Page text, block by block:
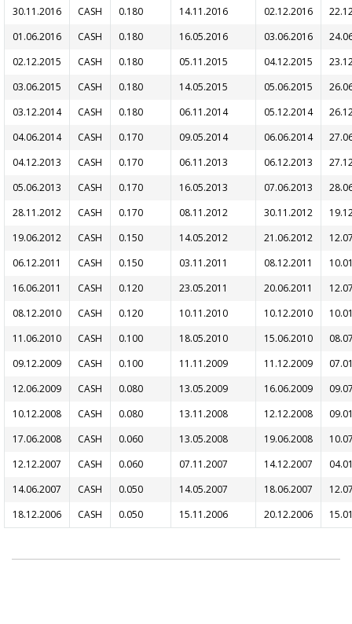
30.11.2016
CASH 0.180 14.11.2016 02.12.2016
01.06.2016
CASH 0.180 16.05.2016 03.06.2016
02.12.2015
CASH 0.180 05.11.2015 04.12.2015
03.06.2015
CASH 0.180 14.05.2015 05.06.2015
03.12.2014
CASH 0.180 06.11.2014 05.12.2014
04.06.2014
CASH 0.170 09.05.2014 06.06.2014
04.12.2013
CASH 0.170 06.11.2013 06.12.2013
05.06.2013
CASH 0.170 16.05.2013 07.06.2013
28.11.2012
CASH 0.170 08.11.2012 30.11.2012
19.06.2012
CASH 0.150 14.05.2012 21.06.2012
06.12.2011
CASH 0.150 03.11.2011 08.12.2011
16.06.2011
CASH 0.120 23.05.2011 20.06.2011
08.12.2010
CASH 0.120 10.11.2010 10.12.2010
11.06.2010
CASH 0.100 18.05.2010 15.06.2010
09.12.2009
CASH 0.100 11.11.2009 11.12.2009
12.06.2009
CASH 0.080 13.05.2009 16.06.2009
10.12.2008
CASH 0.080 13.11.2008 12.12.2008
17.06.2008
CASH 0.060 13.05.2008 19.06.2008
12.12.2007
CASH 0.060 07.11.2007 14.12.2007
14.06.2007
CASH 0.050 14.05.2007 18.06.2007
18.12.2006
CASH 0.050 15.11.2006 20.12.2006